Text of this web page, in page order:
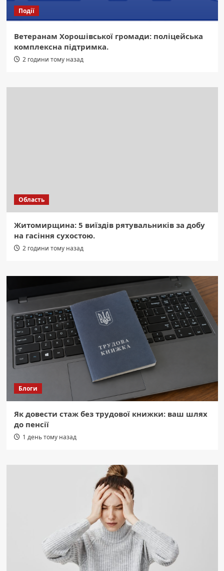
Події
Ветеранам Хорошівської громади: поліцейська
комплексна підтримка.
2 години тому назад
Область
Житомирщина: 5 виїздів рятувальників за добу
на гасіння сухостою.
2 години тому назад
Блоги
Як довести стаж без трудової книжки: ваш шлях
до пенсії
1 день тому назад